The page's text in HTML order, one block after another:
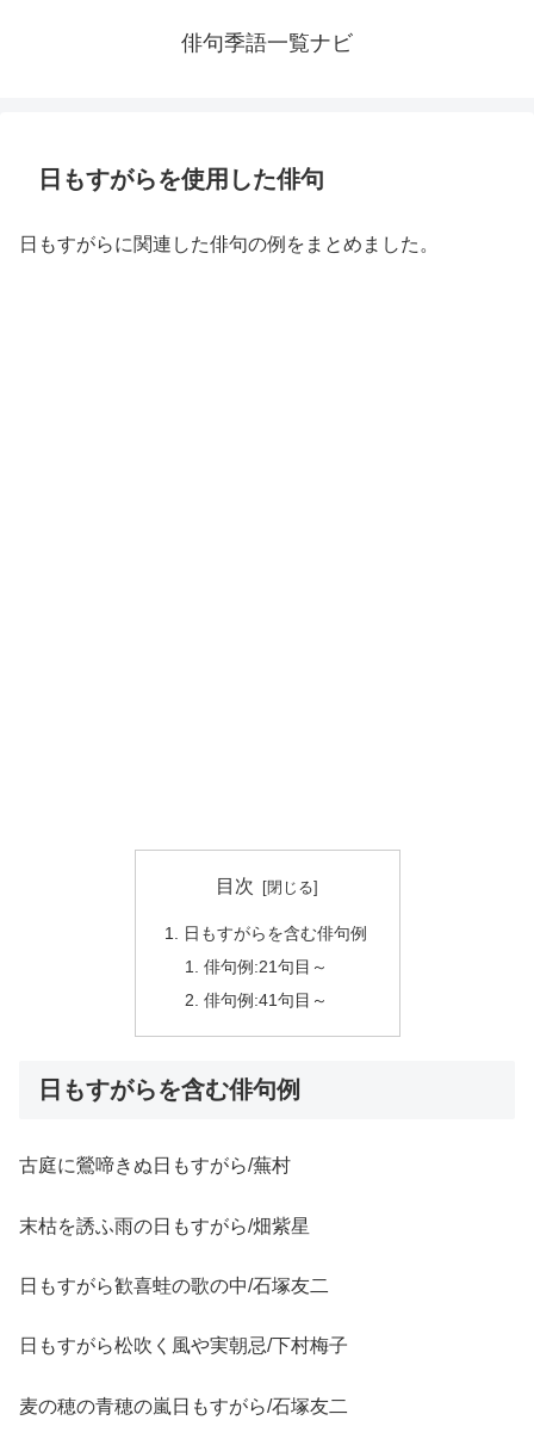
俳句季語一覧ナビ
日もすがらを使用した俳句
日もすがらに関連した俳句の例をまとめました。
目次
日もすがらを含む俳句例
俳句例:21句目～
俳句例:41句目～
日もすがらを含む俳句例
古庭に鶯啼きぬ日もすがら/蕪村
末枯を誘ふ雨の日もすがら/畑紫星
日もすがら歓喜蛙の歌の中/石塚友二
日もすがら松吹く風や実朝忌/下村梅子
麦の穂の青穂の嵐日もすがら/石塚友二